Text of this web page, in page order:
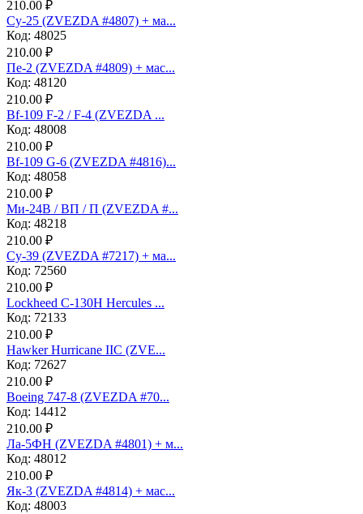
210.00 ₽
Су-25 (ZVEZDA #4807) + ма...
Код: 48025
210.00 ₽
Пе-2 (ZVEZDA #4809) + мас...
Код: 48120
210.00 ₽
Bf-109 F-2 / F-4 (ZVEZDA ...
Код: 48008
210.00 ₽
Bf-109 G-6 (ZVEZDA #4816)...
Код: 48058
210.00 ₽
Ми-24В / ВП / П (ZVEZDA #...
Код: 48218
210.00 ₽
Су-39 (ZVEZDA #7217) + ма...
Код: 72560
210.00 ₽
Lockheed C-130H Hercules ...
Код: 72133
210.00 ₽
Hawker Hurricane IIC (ZVE...
Код: 72627
210.00 ₽
Boeing 747-8 (ZVEZDA #70...
Код: 14412
210.00 ₽
Ла-5ФН (ZVEZDA #4801) + м...
Код: 48012
210.00 ₽
Як-3 (ZVEZDA #4814) + мас...
Код: 48003